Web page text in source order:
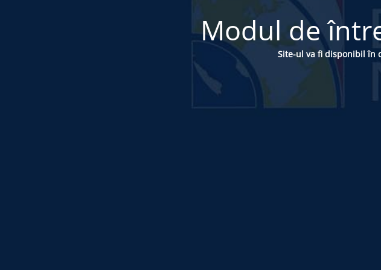
Modul de
Site-ul va fi disponibil în